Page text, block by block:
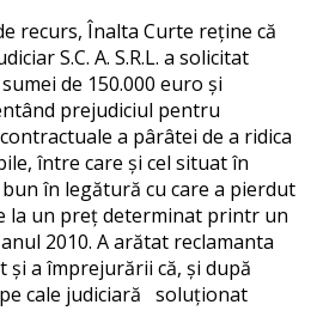
recurs, Înalta Curte reţine că
S.C. A. S.R.L. a solicitat
de 150.000 euro şi
prejudiciul pentru
a pârâtei de a ridica
între care şi cel situat în
bun în legătură cu care a pierdut
la un preţ determinat printr un
2010. A arătat reclamanta
şi a împrejurării că, şi după
cale judiciară soluţionat